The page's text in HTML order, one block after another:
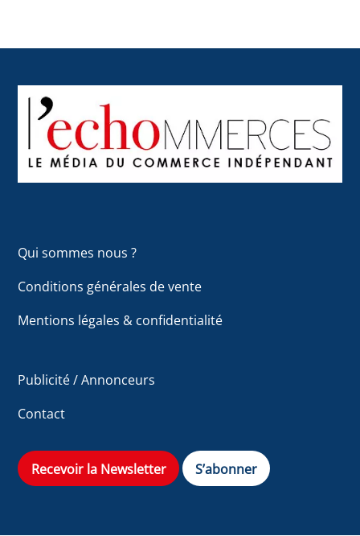
To
Top
Qui sommes nous ?
Conditions générales de vente
Mentions légales & confidentialité
Publicité / Annonceurs
Contact
Recevoir la Newsletter S’abonner